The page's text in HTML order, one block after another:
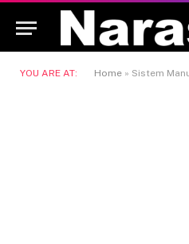
YOU ARE AT: Home » Sistem Manual